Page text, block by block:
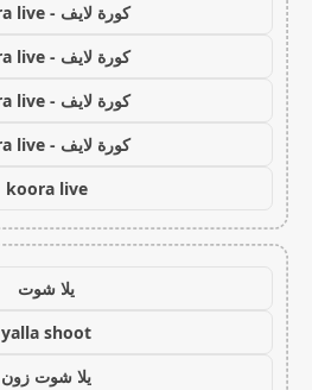
كورة لايف - koora live
كورة لايف - koora live
كورة لايف - koora live
كورة لايف - koora live
koora live
يلا شوت
yalla shoot
يلا شوت زون